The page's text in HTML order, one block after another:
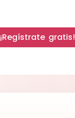
¡Regístrate gratis!